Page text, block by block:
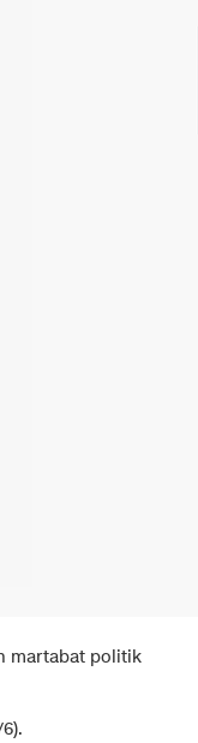
martabat politik